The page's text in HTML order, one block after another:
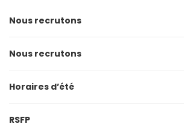
Nous recrutons
Nous recrutons
Horaires d’été
RSFP